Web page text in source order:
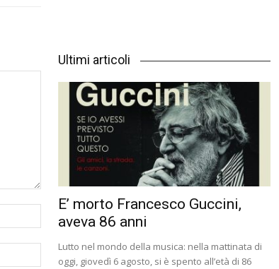
Ultimi articoli
E’ morto Francesco Guccini,
aveva 86 anni
Lutto nel mondo della musica: nella mattinata di
oggi, giovedì 6 agosto, si è spento all’età di 86